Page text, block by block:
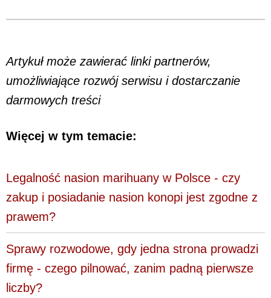
Artykuł może zawierać linki partnerów,
umożliwiające rozwój serwisu i dostarczanie
darmowych treści
Więcej w tym temacie:
Legalność nasion marihuany w Polsce - czy
zakup i posiadanie nasion konopi jest zgodne z
prawem?
Sprawy rozwodowe, gdy jedna strona prowadzi
firmę - czego pilnować, zanim padną pierwsze
liczby?